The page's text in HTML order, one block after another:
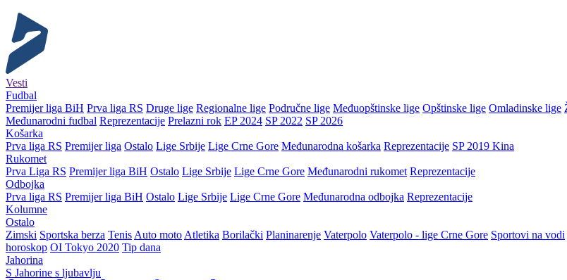
Vesti
Fudbal
Premijer liga BiH Prva liga RS Druge lige Regionalne lige Područne lige Međuopštinske lige Opštinske lige Omladinske lige
Međunarodni fudbal Reprezentacije Prelazni rok EP 2024 SP 2022 SP 2026
Košarka
Prva liga RS Premijer liga Ostalo Lige Srbije Lige Crne Gore Međunarodna košarka Reprezentacije SP 2019 Kina
Rukomet
Prva Liga RS Premijer liga BiH Ostalo Lige Srbije Lige Crne Gore Međunarodni rukomet Reprezentacije
Odbojka
Prva liga RS Premijer liga BiH Ostalo Lige Srbije Lige Crne Gore Međunarodna odbojka Reprezentacije
Kolumne
Ostalo
Zimski Sportska berza Tenis Auto moto Atletika Borilački Planinarenje Vaterpolo Vaterpolo - lige Crne Gore Sportovi na vodi
horoskop OI Tokyo 2020 Tip dana
Jahorina
S Jahorine s ljubavlju